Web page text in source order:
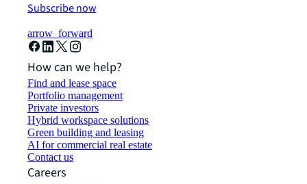
Subscribe now
arrow_forward
How can we help?
Find and lease space
Portfolio management
Private investors
Hybrid workspace solutions
Green building and leasing
AI for commercial real estate
Contact us
Careers